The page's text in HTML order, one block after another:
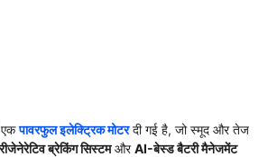
एकपावरफुल इलेक्ट्रिक मोटरदी गई है, जो स्मूद और तेज
रीजेनेरेटिव ब्रेकिंग सिस्टमऔरAI-बेस्ड बैटरी मैनेजमेंट